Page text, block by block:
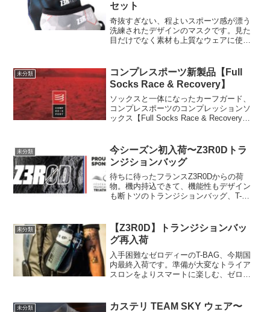
セット
奇抜すぎない、程よいスポーツ感が漂う
洗練されたデザインのマスクです。見た
目だけでなく素材も上質なウェアに使わ
がセットになってますので気分に合わせ
てお楽しみ下さい。Z3...
未分類
コンプレスポーツ新製品【Full
Socks Race & Recovery】
ソックスと一体になったカーフガード、
コンプレスポーツのコンプレッションソ
ックス【Full Socks Race & Recovery】
セルフマッサージ機能で、もう疲れ...
未分類
今シーズン初入荷〜Z3R0Dトラ
ンジションバッグ
待ちに待ったフランスZ3R0Dからの荷
物。機内持込できて、機能性もデザイン
も断トツのトランジションバッグ、T-
を付けていただいております。今シーズ
ンも品薄が予想されま...
未分類
【Z3R0D】トランジションバッ
グ再入荷
入手困難なゼロディーのT-BAG、今期国
内最終入荷です。準備が大変なトライア
スロンをよりスマートに楽しむ、ゼロデ
ラッカーキャップ
未分類
カステリ TEAM SKY ウェア〜